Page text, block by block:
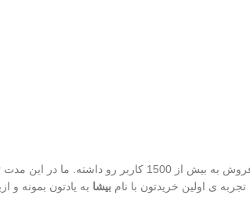
، با بیش از800 تا محصول، افتخار فروش به بیش
ی اولین خریدتون با نامبیشا به یادتون بمونه